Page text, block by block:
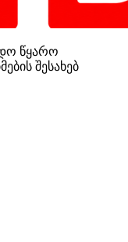
წყარო
შესახებ